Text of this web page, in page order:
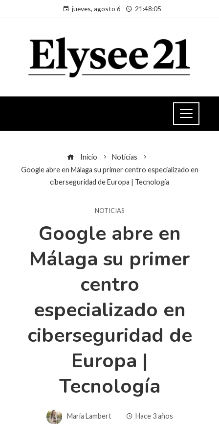
jueves, agosto 6 21:48:05
Inicio
Noticias
Google abre en Málaga su primer centro especializado en
ciberseguridad de Europa | Tecnología
NOTICIAS
Google abre en
Málaga su primer
centro
especializado en
ciberseguridad de
Europa |
Tecnología
Maria Lambert Hace 3 años